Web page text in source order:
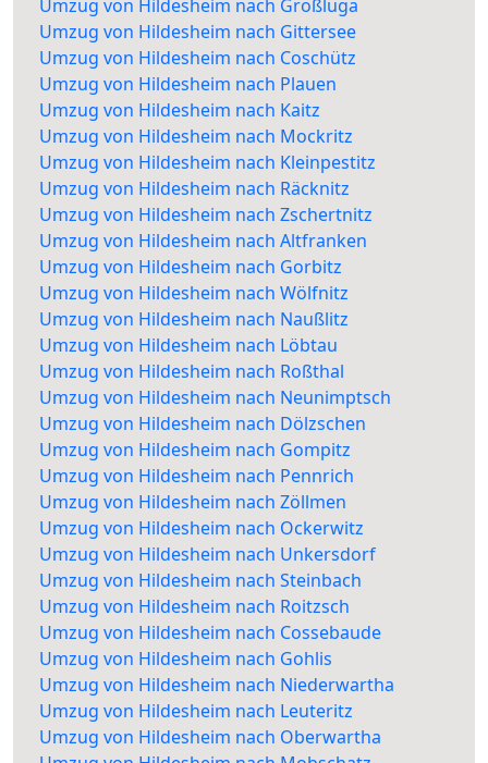
Umzug von Hildesheim nach Großluga
Umzug von Hildesheim nach Gittersee
Umzug von Hildesheim nach Coschütz
Umzug von Hildesheim nach Plauen
Umzug von Hildesheim nach Kaitz
Umzug von Hildesheim nach Mockritz
Umzug von Hildesheim nach Kleinpestitz
Umzug von Hildesheim nach Räcknitz
Umzug von Hildesheim nach Zschertnitz
Umzug von Hildesheim nach Altfranken
Umzug von Hildesheim nach Gorbitz
Umzug von Hildesheim nach Wölfnitz
Umzug von Hildesheim nach Naußlitz
Umzug von Hildesheim nach Löbtau
Umzug von Hildesheim nach Roßthal
Umzug von Hildesheim nach Neunimptsch
Umzug von Hildesheim nach Dölzschen
Umzug von Hildesheim nach Gompitz
Umzug von Hildesheim nach Pennrich
Umzug von Hildesheim nach Zöllmen
Umzug von Hildesheim nach Ockerwitz
Umzug von Hildesheim nach Unkersdorf
Umzug von Hildesheim nach Steinbach
Umzug von Hildesheim nach Roitzsch
Umzug von Hildesheim nach Cossebaude
Umzug von Hildesheim nach Gohlis
Umzug von Hildesheim nach Niederwartha
Umzug von Hildesheim nach Leuteritz
Umzug von Hildesheim nach Oberwartha